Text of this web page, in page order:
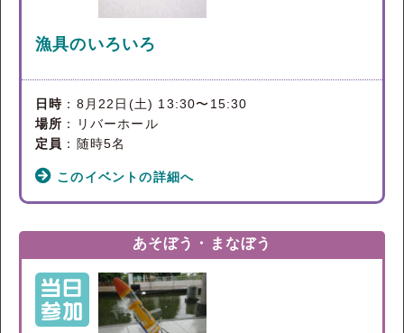
漁具のいろいろ
日時 ：8月22日(土) 13:30〜15:30
場所 ：リバーホール
定員 ：随時5名
このイベントの詳細へ
あそぼう・まなぼう